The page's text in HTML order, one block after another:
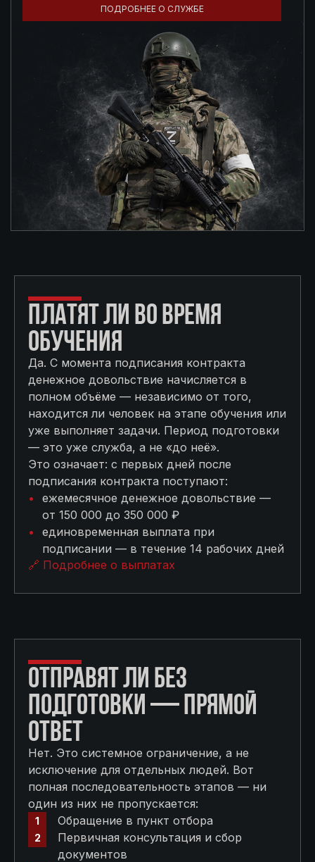
ПОДРОБНЕЕ О СЛУЖБЕ
ПЛАТЯТ ЛИ ВО ВРЕМЯ
ОБУЧЕНИЯ
Да. С момента подписания контракта
денежное довольствие начисляется в
полном объёме — независимо от того,
находится ли человек на этапе обучения или
уже выполняет задачи. Период подготовки
— это уже служба, а не «до неё».
Это означает: с первых дней после
подписания контракта поступают:
ежемесячное денежное довольствие —
от 150 000 до 350 000 ₽
единовременная выплата при
подписании — в течение 14 рабочих дней
🔗 Подробнее о выплатах
ОТПРАВЯТ ЛИ БЕЗ
ПОДГОТОВКИ — ПРЯМОЙ
ОТВЕТ
Нет. Это системное ограничение, а не
исключение для отдельных людей. Вот
полная последовательность этапов — ни
один из них не пропускается:
Обращение в пункт отбора
Первичная консультация и сбор
документов